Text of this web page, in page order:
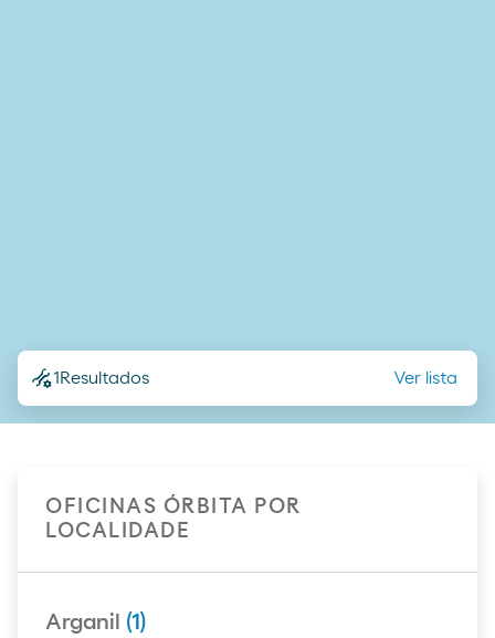
1Resultados Ver lista
OFICINAS ÓRBITA POR
LOCALIDADE
Arganil (1)